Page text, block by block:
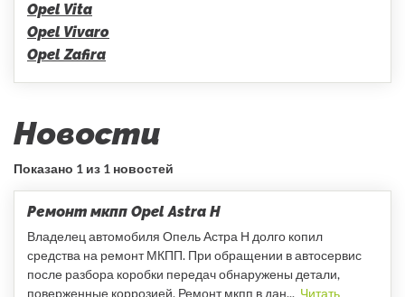
Opel Vita
Opel Vivaro
Opel Zafira
Новости
Показано 1 из 1 новостей
Ремонт мкпп Opel Astra H
Владелец автомобиля Опель Астра Н долго копил
средства на ремонт МКПП. При обращении в автосервис
после разбора коробки передач обнаружены детали,
поверженные коррозией. Ремонт мкпп в дан... Читать